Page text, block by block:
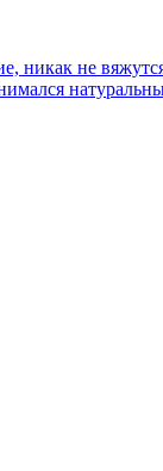
никак не